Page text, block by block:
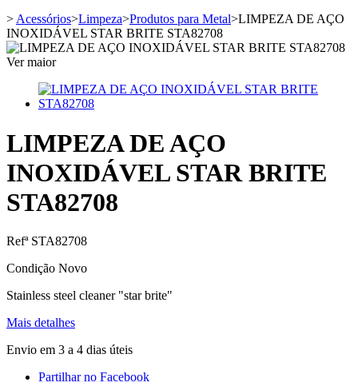
>Acessórios>Limpeza>Produtos para Metal>LIMPEZA DE AÇO
INOXIDÁVEL STAR BRITE STA82708
Ver maior
LIMPEZA DE AÇO
INOXIDÁVEL STAR BRITE
STA82708
Refª STA82708
Condição Novo
Stainless steel cleaner "star brite"
Mais detalhes
Envio em 3 a 4 dias úteis
Partilhar no Facebook